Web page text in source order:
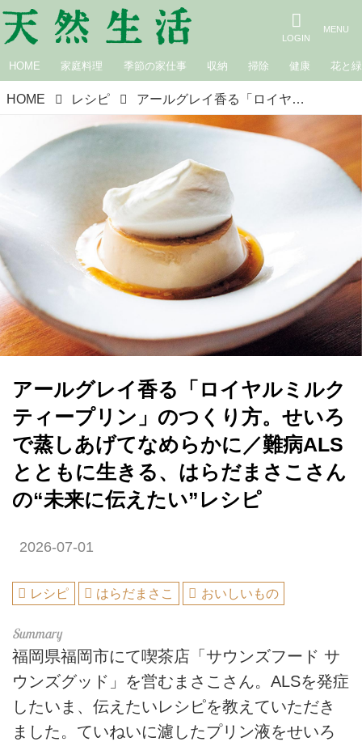
HOME 家庭料理 季節の家仕事 収納 掃除 健康 花と緑
HOME レシピ アールグレイ香る「ロイヤルミルクティープリン」のつくり方。せいろで蒸しあげてなめらかに／難病ALSとともに生きる、はらだまさこさんの“未来に伝えたい”レシピ
アールグレイ香る「ロイヤルミルク
ティープリン」のつくり方。せいろ
で蒸しあげてなめらかに／難病ALS
とともに生きる、はらだまさこさん
の“未来に伝えたい”レシピ
2026-07-01
レシピ はらだまさこ おいしいもの
福岡県福岡市にて喫茶店「サウンズフード サ
ウンズグッド」を営むまさこさん。ALSを発症
したいま、伝えたいレシピを教えていただき
ました。ていねいに濾したプリン液をせいろ